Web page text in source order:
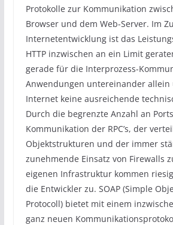
Protokolle zur Kommunikation
Browser und dem Web-Server. Im
Internetentwicklung ist das
HTTP inzwischen an ein Limit
gerade für die Interprozess-
Anwendungen untereinander allein
Internet keine ausreichende
Durch die begrenzte Anzahl an
Kommunikation der RPC’s, der
Objektstrukturen und der immer
zunehmende Einsatz von Firewalls
eigenen Infrastruktur kommen
die Entwickler zu. SOAP (Simple
Protocoll) bietet mit einem
ganz neuen